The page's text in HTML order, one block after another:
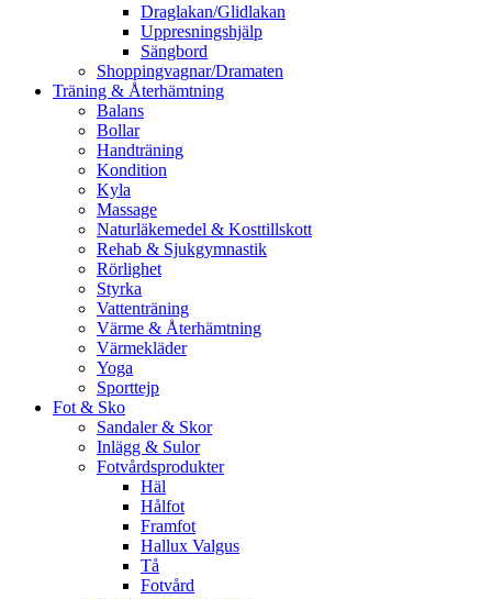
Draglakan/Glidlakan
Uppresningshjälp
Sängbord
Shoppingvagnar/Dramaten
Träning & Återhämtning
Balans
Bollar
Handträning
Kondition
Kyla
Massage
Naturläkemedel & Kosttillskott
Rehab & Sjukgymnastik
Rörlighet
Styrka
Vattenträning
Värme & Återhämtning
Värmekläder
Yoga
Sporttejp
Fot & Sko
Sandaler & Skor
Inlägg & Sulor
Fotvårdsprodukter
Häl
Hålfot
Framfot
Hallux Valgus
Tå
Fotvård